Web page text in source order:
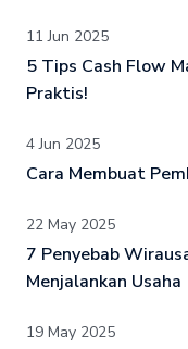
11 Jun 2025
5 Tips Cash Flow
Praktis!
4 Jun 2025
Cara Membuat
22 May 2025
7 Penyebab
Menjalankan Usaha
19 May 2025